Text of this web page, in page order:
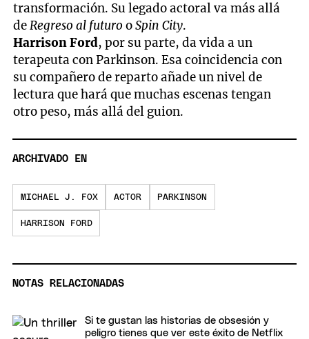
transformación. Su legado actoral va más allá
deRegreso al futurooSpin City.
Harrison Ford, por su parte, da vida a un
terapeuta con Parkinson. Esa coincidencia con
su compañero de reparto añade un nivel de
lectura que hará que muchas escenas tengan
otro peso, más allá del guion.
ARCHIVADO EN
MICHAEL J. FOX ACTOR PARKINSON
HARRISON FORD
NOTAS RELACIONADAS
Si te gustan las historias de obsesión y
peligro tienes que ver este éxito de Netflix